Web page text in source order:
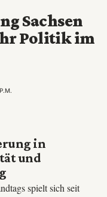
Sachsen
Politik im
in
und
spielt sich seit